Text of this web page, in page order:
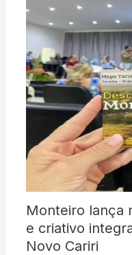
Monteiro lança
e criativo
Novo Cariri